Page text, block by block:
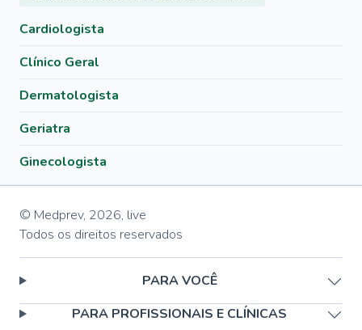
Cardiologista
Clínico Geral
Dermatologista
Geriatra
Ginecologista
© Medprev, 2026, live
Todos os direitos reservados
PARA VOCÊ
PARA PROFISSIONAIS E CLÍNICAS